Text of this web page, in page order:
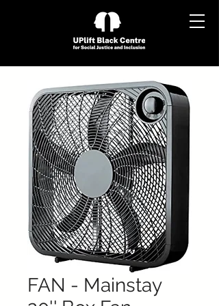
FAN - Mainstay